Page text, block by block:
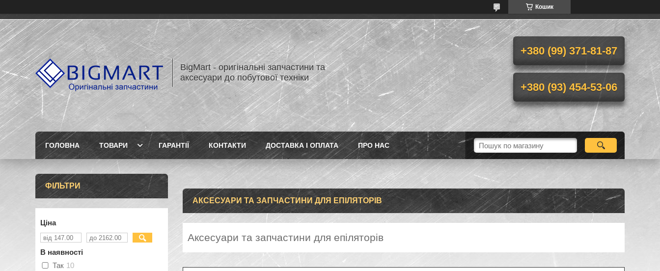
Кошик
BigMart - оригінальні запчастини та
аксесуари до побутової техніки
+380 (99) 371-81-87
+380 (93) 454-53-06
ГОЛОВНА ТОВАРИ ГАРАНТІЇ КОНТАКТИ ДОСТАВКА І ОПЛАТА ПРО НАС
АКСЕСУАРИ ТА ЗАПЧАСТИНИ ДЛЯ ЕПІЛЯТОРІВ
Аксесуари та запчастини для епіляторів
ФІЛЬТРИ
Ціна
В наявності
Так 10